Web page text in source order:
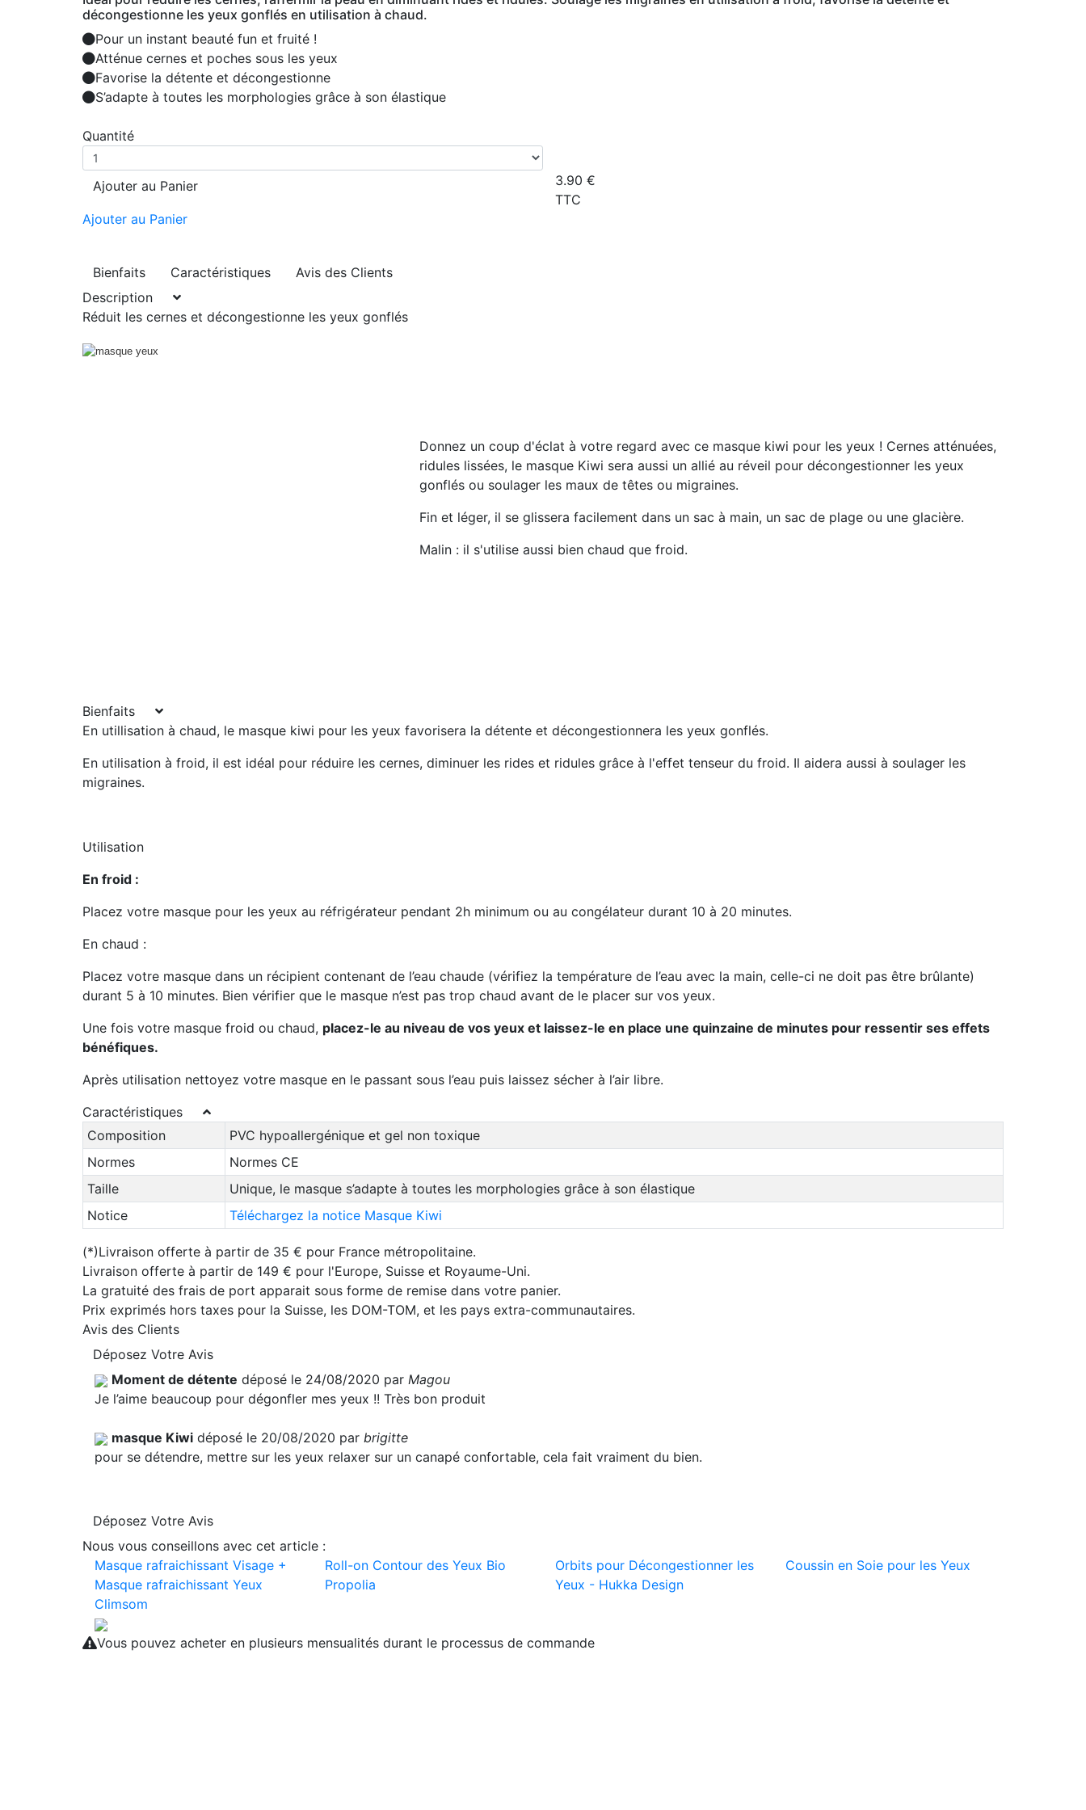
décongestionne les yeux gonflés en utilisation à chaud.
Pour un instant beauté fun et fruité !
Atténue cernes et poches sous les yeux
Favorise la détente et décongestionne
S’adapte à toutes les morphologies grâce à son élastique
Quantité
Ajouter au Panier
Ajouter au Panier
3.90 €
TTC
Bienfaits Caractéristiques
Avis des Clients
Description
Réduit les cernes et décongestionne les yeux gonflés
Donnez un coup d'éclat à votre regard avec ce masque kiwi pour les yeux ! Cernes atténuées,
ridules lissées, le masque Kiwi sera aussi un allié au réveil pour décongestionner les yeux
gonflés ou soulager les maux de têtes ou migraines.
Fin et léger, il se glissera facilement dans un sac à main, un sac de plage ou une glacière.
Malin : il s'utilise aussi bien chaud que froid.
Bienfaits
En utillisation à chaud, le masque kiwi pour les yeux favorisera la détente et décongestionnera les yeux gonflés.
En utilisation à froid, il est idéal pour réduire les cernes, diminuer les rides et ridules grâce à l'effet tenseur du froid. Il aidera aussi à soulager les
migraines.
Utilisation
En froid :
Placez votre masque pour les yeux au réfrigérateur pendant 2h minimum ou au congélateur durant 10 à 20 minutes.
En chaud :
Placez votre masque dans un récipient contenant de l’eau chaude (vérifiez la température de l’eau avec la main, celle-ci ne doit pas être brûlante)
durant 5 à 10 minutes. Bien vérifier que le masque n’est pas trop chaud avant de le placer sur vos yeux.
Une fois votre masque froid ou chaud, placez-le au niveau de vos yeux et laissez-le en place une quinzaine de minutes pour ressentir ses effets
bénéfiques.
Après utilisation nettoyez votre masque en le passant sous l’eau puis laissez sécher à l’air libre.
Caractéristiques
Composition
PVC hypoallergénique et gel non toxique
Normes
Normes CE
Taille
Unique, le masque s’adapte à toutes les morphologies grâce à son élastique
Notice
Téléchargez la notice Masque Kiwi
(*)Livraison offerte à partir de 35 € pour France métropolitaine.
Livraison offerte à partir de 149 € pour l'Europe, Suisse et Royaume-Uni.
La gratuité des frais de port apparait sous forme de remise dans votre panier.
Prix exprimés hors taxes pour la Suisse, les DOM-TOM, et les pays extra-communautaires.
Avis des Clients
Déposez Votre Avis
Moment de détente déposé le 24/08/2020 par Magou
Je l’aime beaucoup pour dégonfler mes yeux !! Très bon produit
masque Kiwi déposé le 20/08/2020 par brigitte
pour se détendre, mettre sur les yeux relaxer sur un canapé confortable, cela fait vraiment du bien.
Déposez Votre Avis
Nous vous conseillons avec cet article :
Masque rafraichissant Visage +
Masque rafraichissant Yeux
Climsom
Roll-on Contour des Yeux Bio
Propolia
Orbits pour Décongestionner les
Yeux - Hukka Design
Coussin en Soie pour les Yeux
Vous pouvez acheter en plusieurs mensualités durant le processus de commande